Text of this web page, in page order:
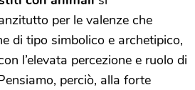
per le valenze che
di tipo simbolico e archetipico,
l’elevata percezione e ruolo di
perciò, alla forte